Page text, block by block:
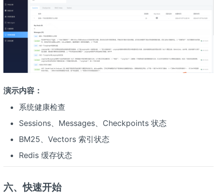
演示内容：
系统健康检查
Sessions、Messages、Checkpoints 状态
BM25、Vectors 索引状态
Redis 缓存状态
六、快速开始